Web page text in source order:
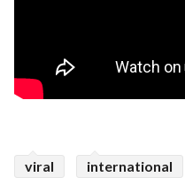
viral international